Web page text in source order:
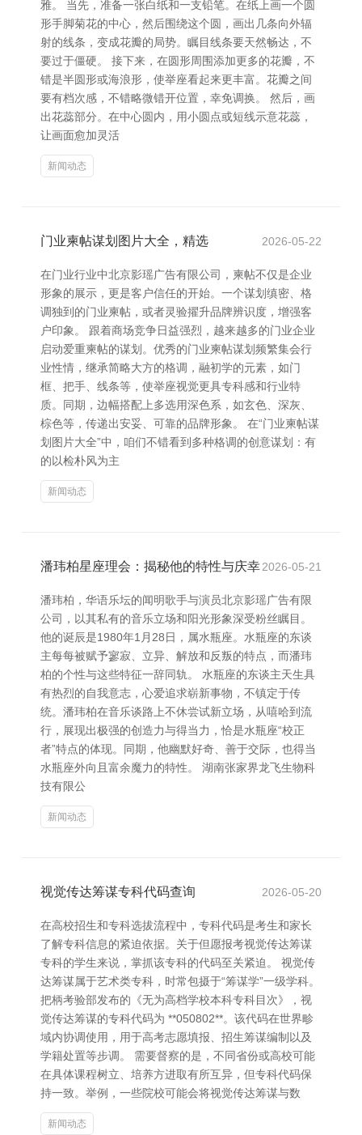
雅。 当先，准备一张白纸和一支铅笔。在纸上画一个圆
形手脚菊花的中心，然后围绕这个圆，画出几条向外辐
射的线条，变成花瓣的局势。瞩目线条要天然畅达，不
要过于僵硬。 接下来，在圆形周围添加更多的花瓣，不
错是半圆形或海浪形，使举座看起来更丰富。花瓣之间
要有档次感，不错略微错开位置，幸免调换。 然后，画
出花蕊部分。在中心圆内，用小圆点或短线示意花蕊，
让画面愈加灵活
新闻动态
门业柬帖谋划图片大全，精选 2026-05-22
在门业行业中北京影瑶广告有限公司，柬帖不仅是企业
形象的展示，更是客户信任的开始。一个谋划缜密、格
调独到的门业柬帖，或者灵验擢升品牌辨识度，增强客
户印象。 跟着商场竞争日益强烈，越来越多的门业企业
启动爱重柬帖的谋划。优秀的门业柬帖谋划频繁集会行
业性情，继承简略大方的格调，融初学的元素，如门
框、把手、线条等，使举座视觉更具专科感和行业特
质。同期，边幅搭配上多选用深色系，如玄色、深灰、
棕色等，传递出安妥、可靠的品牌形象。 在“门业柬帖谋
划图片大全”中，咱们不错看到多种格调的创意谋划：有
的以检朴风为主
新闻动态
潘玮柏星座理会：揭秘他的特性与庆幸2026-05-21
潘玮柏，华语乐坛的闻明歌手与演员北京影瑶广告有限
公司，以其私有的音乐立场和阳光形象深受粉丝瞩目。
他的诞辰是1980年1月28日，属水瓶座。水瓶座的东谈
主每每被赋予寥寂、立异、解放和反叛的特点，而潘玮
柏的个性与这些特征一辞同轨。 水瓶座的东谈主天生具
有热烈的自我意志，心爱追求崭新事物，不镇定于传
统。潘玮柏在音乐谈路上不休尝试新立场，从嘻哈到流
行，展现出极强的创造力与得当力，恰是水瓶座“校正
者”特点的体现。同期，他幽默好奇、善于交际，也得当
水瓶座外向且富余魔力的特性。 湖南张家界龙飞生物科
技有限公
新闻动态
视觉传达筹谋专科代码查询 2026-05-20
在高校招生和专科选拔流程中，专科代码是考生和家长
了解专科信息的紧迫依据。关于但愿报考视觉传达筹谋
专科的学生来说，掌抓该专科的代码至关紧迫。 视觉传
达筹谋属于艺术类专科，时常包摄于“筹谋学”一级学科。
把柄考验部发布的《无为高档学校本科专科目次》，视
觉传达筹谋的专科代码为 **050802**。该代码在世界畛
域内协调使用，用于高考志愿填报、招生筹谋编制以及
学籍处置等步调。 需要督察的是，不同省份或高校可能
在具体课程树立、培养方进取有所互异，但专科代码保
持一致。举例，一些院校可能会将视觉传达筹谋与数
新闻动态